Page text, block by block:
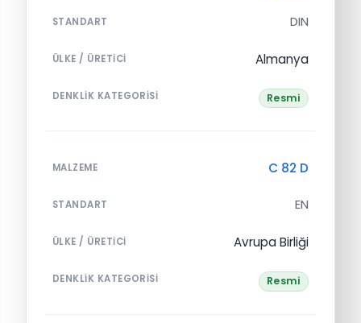
STANDART DIN
ÜLKE / ÜRETICI Almanya
DENKLIK KATEGORISI Resmi
MALZEME C 82 D
STANDART EN
ÜLKE / ÜRETICI Avrupa Birliği
DENKLIK KATEGORISI Resmi